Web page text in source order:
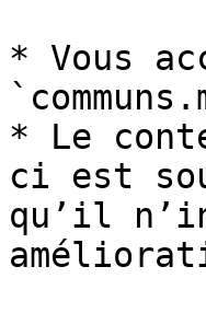
* Vous
* Le
ci est
qu’il